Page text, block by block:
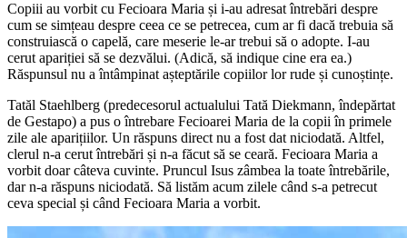
Copiii au vorbit cu Fecioara Maria și i-au adresat întrebări despre
cum se simțeau despre ceea ce se petrecea, cum ar fi dacă trebuia să
construiască o capelă, care meserie le-ar trebui să o adopte. I-au
cerut apariției să se dezvălui. (Adică, să indique cine era ea.)
Răspunsul nu a întâmpinat așteptările copiilor lor rude și cunoștințe.
Tatăl Staehlberg (predecesorul actualului Tată Diekmann, îndepărtat
de Gestapo) a pus o întrebare Fecioarei Maria de la copii în primele
zile ale aparițiilor. Un răspuns direct nu a fost dat niciodată. Altfel,
clerul n-a cerut întrebări și n-a făcut să se ceară. Fecioara Maria a
vorbit doar câteva cuvinte. Pruncul Isus zâmbea la toate întrebările,
dar n-a răspuns niciodată. Să listăm acum zilele când s-a petrecut
ceva special și când Fecioara Maria a vorbit.